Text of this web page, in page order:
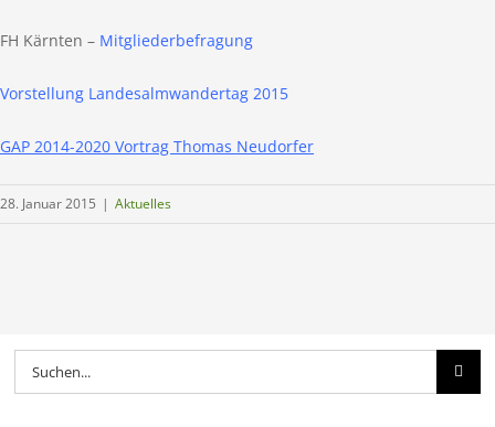
FH Kärnten – Mitgliederbefragung
Vorstellung Landesalmwandertag 2015
GAP 2014-2020 Vortrag Thomas Neudorfer
28. Januar 2015 | Aktuelles
Suche
nach: